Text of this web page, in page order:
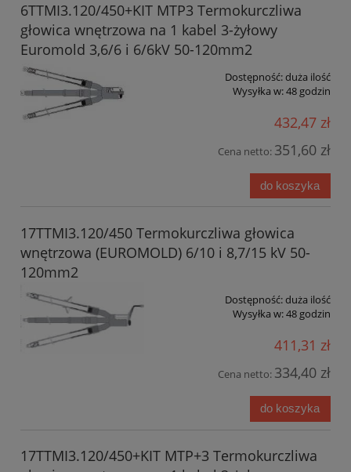
6TTMI3.120/450+KIT MTP3 Termokurczliwa
głowica wnętrzowa na 1 kabel 3-żyłowy
Euromold 3,6/6 i 6/6kV 50-120mm2
Dostępność:duża ilość
Wysyłka w:48 godzin
432,47 zł
Cena netto: 351,60 zł
do koszyka
17TTMI3.120/450 Termokurczliwa głowica
wnętrzowa (EUROMOLD) 6/10 i 8,7/15 kV 50-
120mm2
Dostępność:duża ilość
Wysyłka w:48 godzin
411,31 zł
Cena netto: 334,40 zł
do koszyka
17TTMI3.120/450+KIT MTP+3 Termokurczliwa